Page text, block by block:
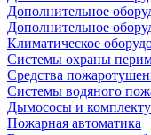
Дополнительное
Дополнительное
Климатическое
Системы охраны
Средства
Системы водяного
Дымососы и
Пожарная автоматика